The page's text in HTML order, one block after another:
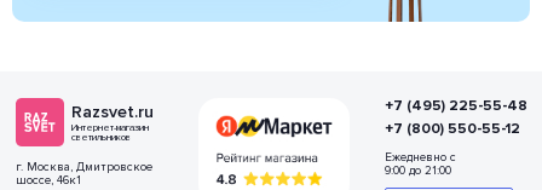
Razsvet.ru
Интернет-магазин
светильников
г. Москва, Дмитровское
шоссе, 46к1
+7 (495) 225-55-48
+7 (800) 550-55-12
Ежедневно с
9:00 до 21:00